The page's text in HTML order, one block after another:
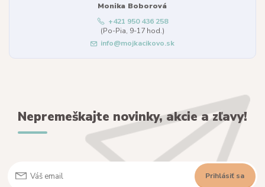
Monika Boborová
+421 950 436 258
(Po-Pia, 9-17 hod.)
info@mojkacikovo.sk
Nepremeškajte novinky, akcie a zľavy!
Prihlásiť sa